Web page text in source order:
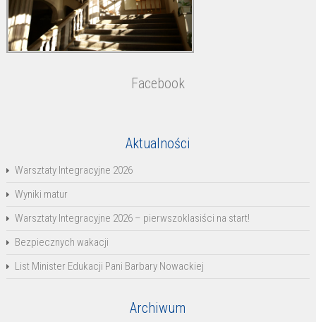
Facebook
Aktualności
Warsztaty Integracyjne 2026
Wyniki matur
Warsztaty Integracyjne 2026 – pierwszoklasiści na start!
Bezpiecznych wakacji
List Minister Edukacji Pani Barbary Nowackiej
Archiwum